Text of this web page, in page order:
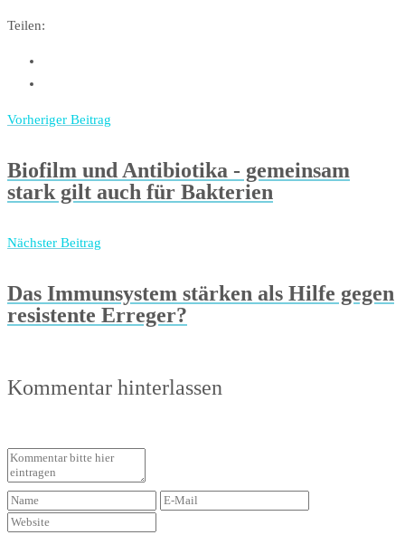
Teilen:
Vorheriger Beitrag
Biofilm und Antibiotika - gemeinsam
stark gilt auch für Bakterien
Nächster Beitrag
Das Immunsystem stärken als Hilfe gegen
resistente Erreger?
Kommentar hinterlassen